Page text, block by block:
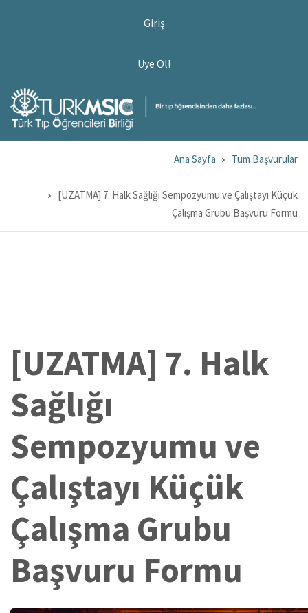
Giriş
Üye Ol!
Ana Sayfa Tüm Başvurular
[UZATMA] 7. Halk Sağlığı Sempozyumu ve Çalıştayı Küçük
Çalışma Grubu Başvuru Formu
[UZATMA] 7. Halk
Sağlığı
Sempozyumu ve
Çalıştayı Küçük
Çalışma Grubu
Başvuru Formu